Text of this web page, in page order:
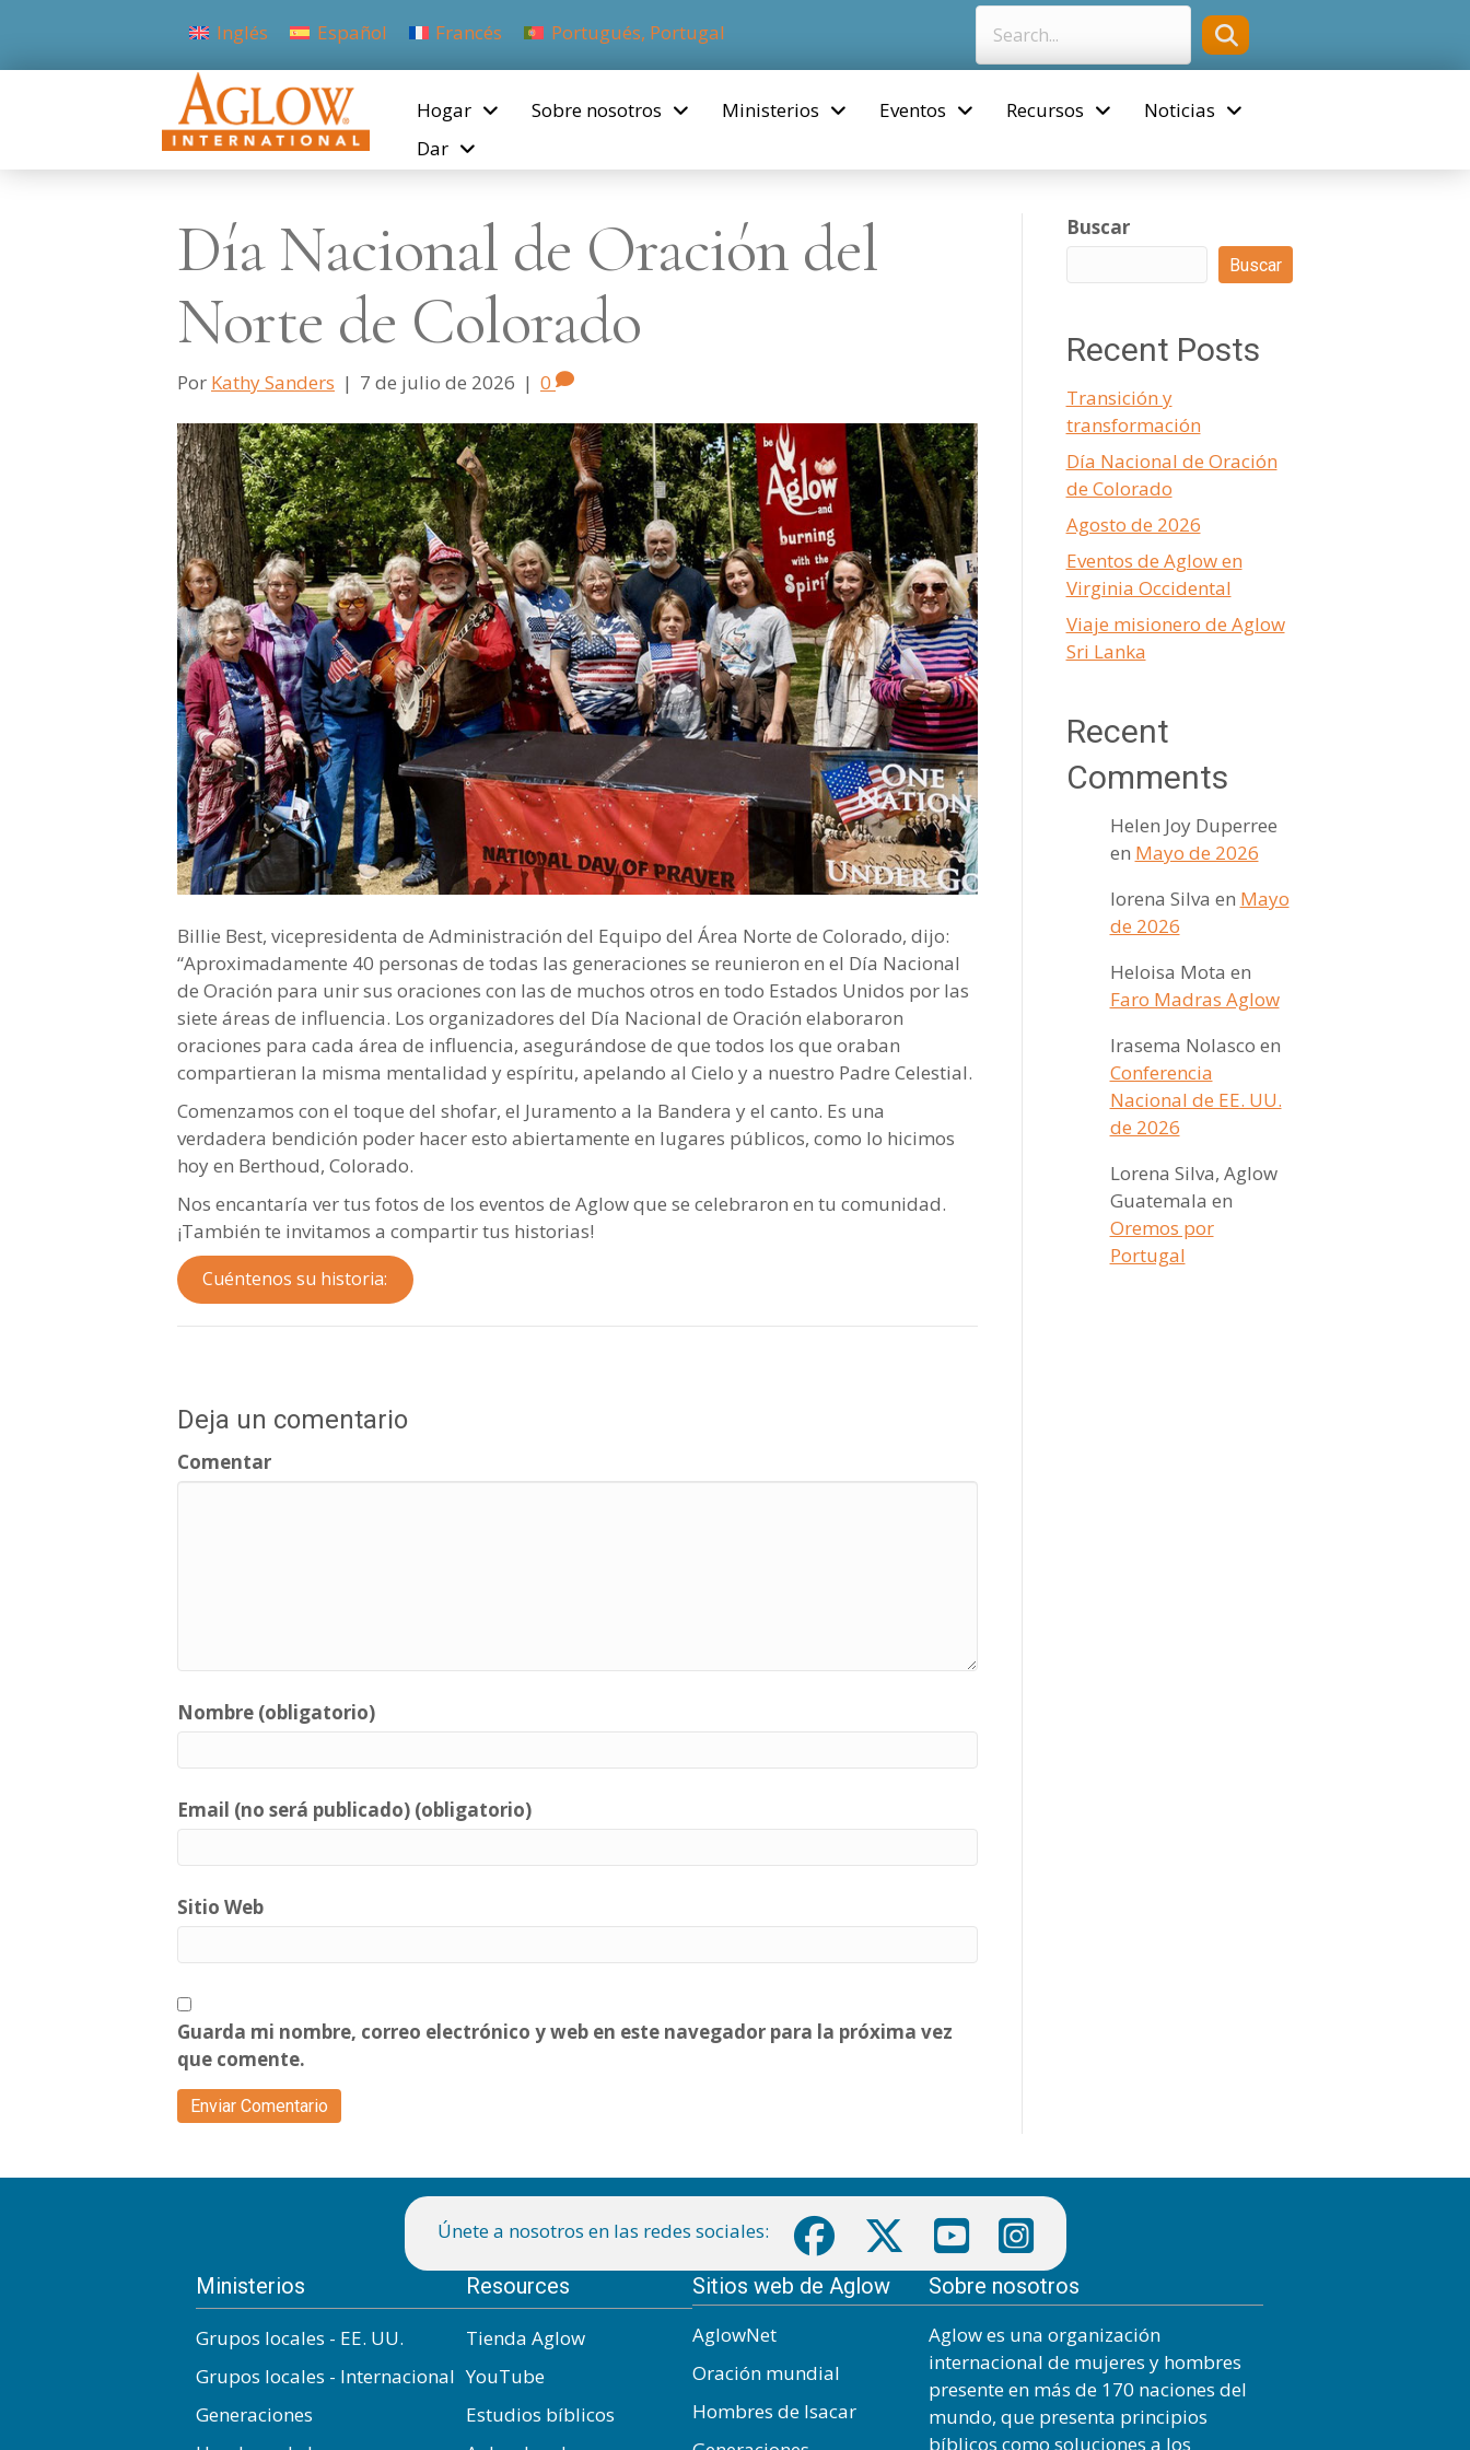
Inglés Español Francés Portugués, Portugal
Hogar Sobre nosotros Ministerios Eventos Recursos
Noticias
Dar
Día Nacional de Oración del
Norte de Colorado
Por Kathy Sanders | 7 de julio de 2026 | 0
Billie Best, vicepresidenta de Administración del Equipo del Área Norte de Colorado, dijo:
“Aproximadamente 40 personas de todas las generaciones se reunieron en el Día Nacional
de Oración para unir sus oraciones con las de muchos otros en todo Estados Unidos por las
siete áreas de influencia. Los organizadores del Día Nacional de Oración elaboraron
oraciones para cada área de influencia, asegurándose de que todos los que oraban
compartieran la misma mentalidad y espíritu, apelando al Cielo y a nuestro Padre Celestial.
Comenzamos con el toque del shofar, el Juramento a la Bandera y el canto. Es una
verdadera bendición poder hacer esto abiertamente en lugares públicos, como lo hicimos
hoy en Berthoud, Colorado.
Nos encantaría ver tus fotos de los eventos de Aglow que se celebraron en tu comunidad.
¡También te invitamos a compartir tus historias!
Cuéntenos su historia:
Deja un comentario
Comentar
Nombre (obligatorio)
Email (no será publicado) (obligatorio)
Sitio Web
Guarda mi nombre, correo electrónico y web en este navegador para la próxima vez
que comente.
Buscar
Buscar
Recent Posts
Transición y
transformación
Día Nacional de Oración
de Colorado
Agosto de 2026
Eventos de Aglow en
Virginia Occidental
Viaje misionero de Aglow
Sri Lanka
Recent
Comments
Helen Joy Duperree
en Mayo de 2026
lorena Silva en Mayo
de 2026
Heloisa Mota en
Faro Madras Aglow
Irasema Nolasco en
Conferencia
Nacional de EE. UU.
de 2026
Lorena Silva, Aglow
Guatemala en
Oremos por
Portugal
Únete a nosotros en las redes sociales:
Ministerios
Grupos locales - EE. UU.
Grupos locales - Internacional
Generaciones
Resources
Tienda Aglow
YouTube
Estudios bíblicos
Sitios web de Aglow
AglowNet
Oración mundial
Hombres de Isacar
Sobre nosotros
Aglow es una organización
internacional de mujeres y hombres
presente en más de 170 naciones del
mundo, que presenta principios
bíblicos como soluciones a los